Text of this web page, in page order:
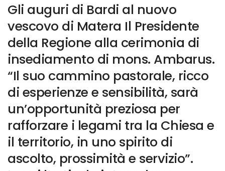
Gli auguri di Bardi al nuovo
vescovo di Matera Il Presidente
della Regione alla cerimonia di
insediamento di mons. Ambarus.
“Il suo cammino pastorale, ricco
di esperienze e sensibilità, sarà
un’opportunità preziosa per
rafforzare i legami tra la Chiesa e
il territorio, in uno spirito di
ascolto, prossimità e servizio”.